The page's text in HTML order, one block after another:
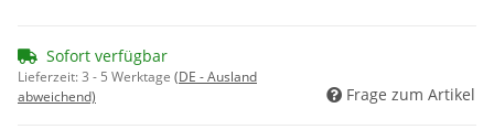
Sofort verfügbar
Lieferzeit:3 - 5 Werktage (DE - Ausland
abweichend)
Frage zum Artikel